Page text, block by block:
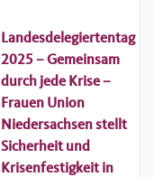
Landesdelegiertentag
2025 – Gemeinsam
durch jede Krise –
Frauen Union
Niedersachsen stellt
Sicherheit und
Krisenfestigkeit in